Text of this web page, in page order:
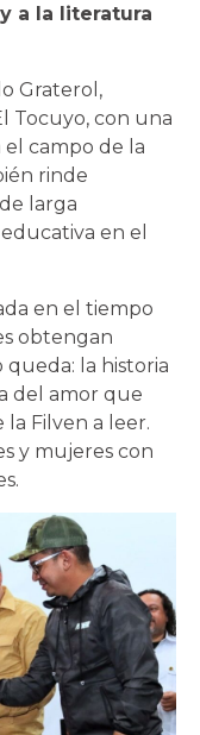
a la literatura
Graterol,
Tocuyo, con una
el campo de la
rinde
larga
en el
en el tiempo
obtengan
queda: la historia
del amor que
Filven a leer.
y mujeres con